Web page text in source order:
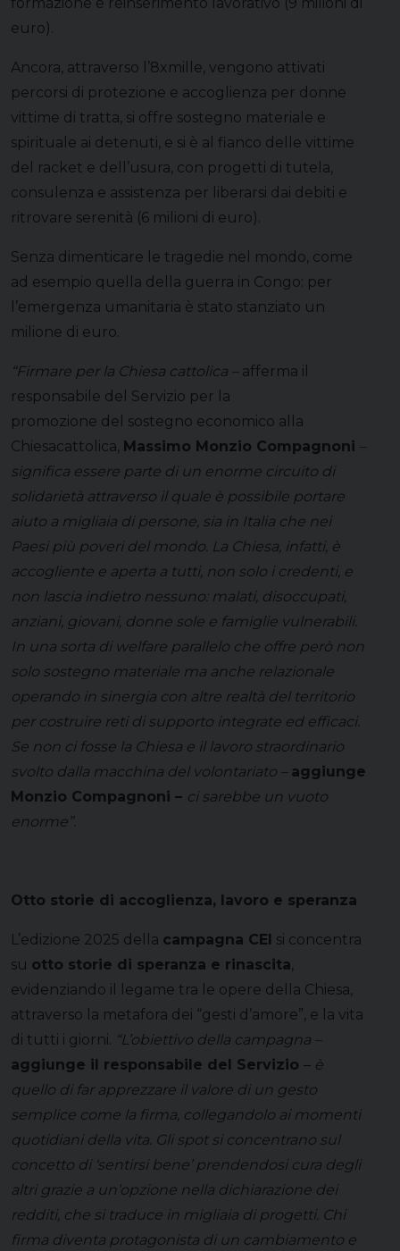
euro).
Ancora, attraverso l’8xmille, vengono attivati
percorsi di protezione e accoglienza per donne
vittime di tratta, si offre sostegno materiale e
spirituale ai detenuti, e si è al fianco delle vittime
del racket e dell’usura, con progetti di tutela,
consulenza e assistenza per liberarsi dai debiti e
ritrovare serenità (6 milioni di euro).
Senza dimenticare le tragedie nel mondo, come
ad esempio quella della guerra in Congo: per
l’emergenza umanitaria è stato stanziato un
milione di euro.
“Firmare per la Chiesa cattolica – afferma il
responsabile del Servizio per la
promozione del sostegno economico alla
Chiesacattolica, Massimo Monzio Compagnoni –
significa essere parte di un enorme circuito di
solidarietà attraverso il quale è possibile portare
aiuto a migliaia di persone, sia in Italia che nei
Paesi più poveri del mondo. La Chiesa, infatti, è
accogliente e aperta a tutti, non solo i credenti, e
non lascia indietro nessuno: malati, disoccupati,
anziani, giovani, donne sole e famiglie vulnerabili.
In una sorta di welfare parallelo che offre però non
solo sostegno materiale ma anche relazionale
operando in sinergia con altre realtà del territorio
per costruire reti di supporto integrate ed efficaci.
Se non ci fosse la Chiesa e il lavoro straordinario
svolto dalla macchina del volontariato – aggiunge
Monzio Compagnoni – ci sarebbe un vuoto
enorme”.
Otto storie di accoglienza, lavoro e speranza
L’edizione 2025 della campagna CEI si concentra
su otto storie di speranza e rinascita
evidenziando il legame tra le opere della Chiesa,
attraverso la metafora dei “gesti d’amore”, e la vita
di tutti i giorni. “L’obiettivo della campagna –
aggiunge il responsabile del Servizio – è
quello di far apprezzare il valore di un gesto
semplice come la firma, collegandolo ai momenti
quotidiani della vita. Gli spot si concentrano sul
concetto di ‘sentirsi bene’ prendendosi cura degli
altri grazie a un’opzione nella dichiarazione dei
redditi, che si traduce in migliaia di progetti. Chi
firma diventa protagonista di un cambiamento e